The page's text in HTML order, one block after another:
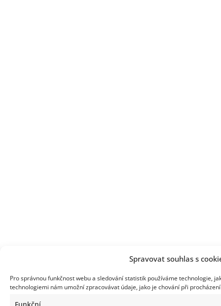
Spravovat souhlas s
Pro správnou funkčnost webu a sledování statistik používáme technologie,
technologiemi nám umožní zpracovávat údaje, jako je chování při